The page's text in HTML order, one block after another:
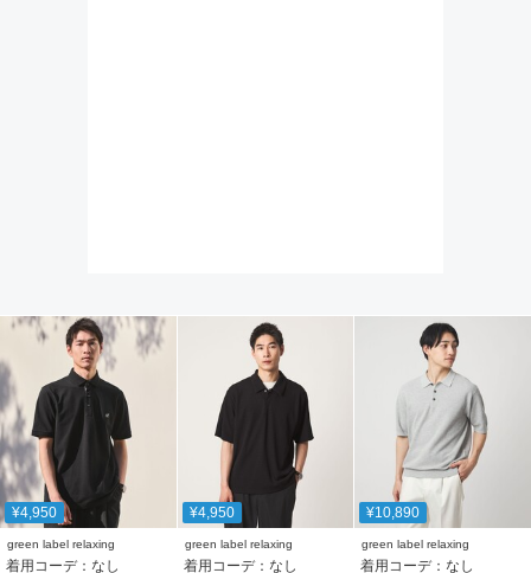
¥4,950
green label relaxing
着用コーデ：なし
¥4,950
green label relaxing
着用コーデ：なし
¥10,890
green label relaxing
着用コーデ：なし